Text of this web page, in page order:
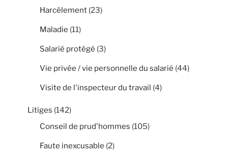
Harcèlement (23)
Maladie (11)
Salarié protégé (3)
Vie privée / vie personnelle du salarié (44)
Visite de l'inspecteur du travail (4)
Litiges (142)
Conseil de prud'hommes (105)
Faute inexcusable (2)